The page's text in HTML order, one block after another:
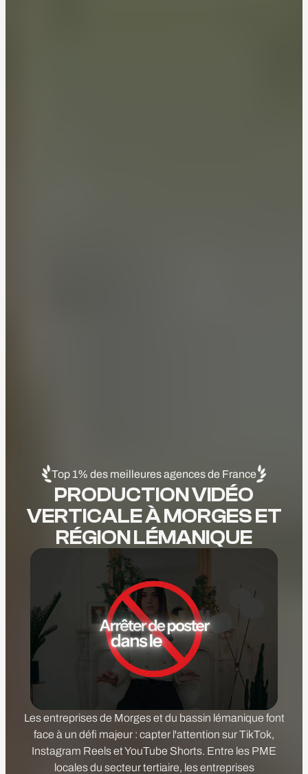
Top 1% des meilleures agences de France
PRODUCTION VIDÉO
VERTICALE À MORGES ET
RÉGION LÉMANIQUE
Les entreprises de Morges et du bassin lémanique font
face à un défi majeur : capter l'attention sur TikTok,
Instagram Reels et YouTube Shorts. Entre les PME
locales du secteur tertiaire, les entreprises